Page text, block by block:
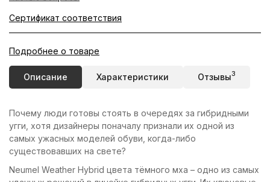
Сертификат соответствия
Подробнее о товаре
Описание Характеристики Отзывы3
Почему люди готовы стоять в очередях за гибридными
угги, хотя дизайнеры поначалу признали их одной из
самых ужасных моделей обуви, когда-либо
существовавших на свете?
Neumel Weather Hybrid цвета тёмного мха – одно из самых